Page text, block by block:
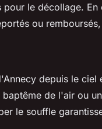
pour le décollage.
ou
depuis le ciel
de l'air ou
le souffle